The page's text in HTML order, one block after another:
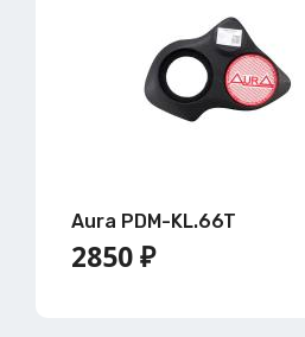
Aura PDM-KL.66T
2850 ₽